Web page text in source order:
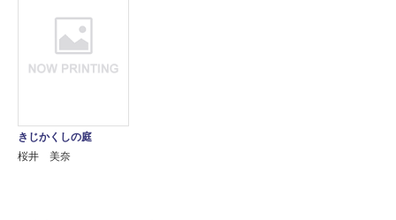
きじかくしの庭
桜井 美奈